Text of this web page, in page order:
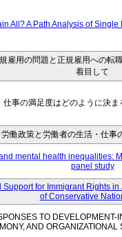
All? A Path Analysis of
雇用の問題と正規雇用への転
着目して
仕事の満足度はどのように決
労働政策と労働者の生活・仕事
mental health inequalities:
panel study
Support for Immigrant Rights
of Conservative
TO
AND ORGANIZATIONAL